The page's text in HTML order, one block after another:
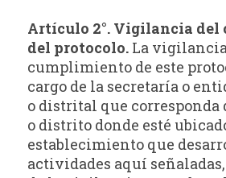
Artículo 2°. Vigilancia
del protocolo. La
cumplimiento de este
cargo de la secretaría o
o distrital que
o distrito donde esté
establecimiento que
actividades aquí